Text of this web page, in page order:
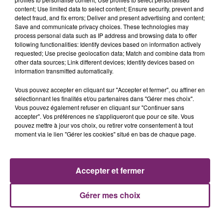
content; Use limited data to select content; Ensure security, prevent and
detect fraud, and fix errors; Deliver and present advertising and content;
Save and communicate privacy choices. These technologies may
process personal data such as IP address and browsing data to offer
following functionalities: Identify devices based on information actively
requested; Use precise geolocation data; Match and combine data from
other data sources; Link different devices; Identify devices based on
information transmitted automatically.
Vous pouvez accepter en cliquant sur "Accepter et fermer", ou affiner en
sélectionnant les finalités et/ou partenaires dans "Gérer mes choix".
Vous pouvez également refuser en cliquant sur "Continuer sans
accepter". Vos préférences ne s'appliqueront que pour ce site. Vous
pouvez mettre à jour vos choix, ou retirer votre consentement à tout
moment via le lien "Gérer les cookies" situé en bas de chaque page.
Gérer mes choix
Accepter et fermer